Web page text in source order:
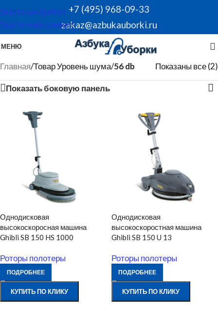
Skip to navigation
Skip to main content
+7 (495) 968-09-33
zakaz@azbukauborki.ru
МЕНЮ
Главная/Товар Уровень шума/56 db Показаны все (2)
Показать боковую панель
Однодисковая
высокоскоросная машина
Ghibli SB 150 HS 1000
Роторы полотеры
ПОДРОБНЕЕ
КУПИТЬ ПО КЛИКУ
Однодисковая
высокоскоростная машина
Ghibli SB 150 U 13
Роторы полотеры
ПОДРОБНЕЕ
КУПИТЬ ПО КЛИКУ